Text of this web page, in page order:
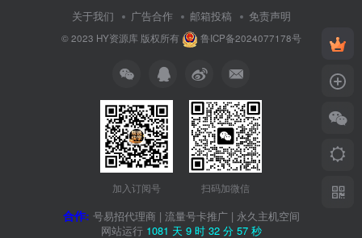
关于我们 广告合作 邮箱投稿 免责声明
© 2023 HY资源库版权所有 鲁ICP备2024077178号
加入订阅号 扫码加微信
合作: 号易招代理商 | 流量号卡推广| 永久主机空间
网站运行 1081 天 9 时 32 分 57 秒